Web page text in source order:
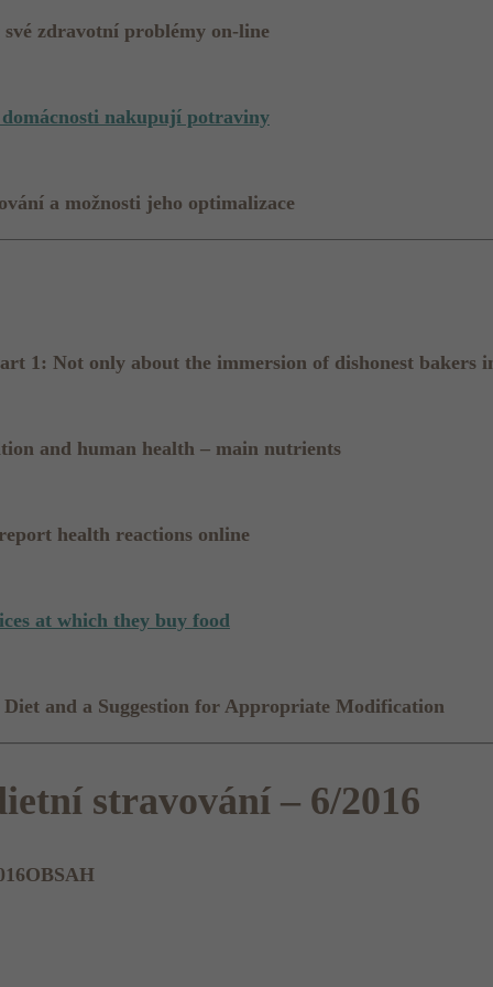
zdravotní problémy on-line
nakupují potraviny
a možnosti jeho optimalizace
1: Not only about the immersion of dishonest bakers
and human health – main nutrients
health reactions online
at which they buy food
and a Suggestion for Appropriate Modification
stravování – 6/2016
OBSAH